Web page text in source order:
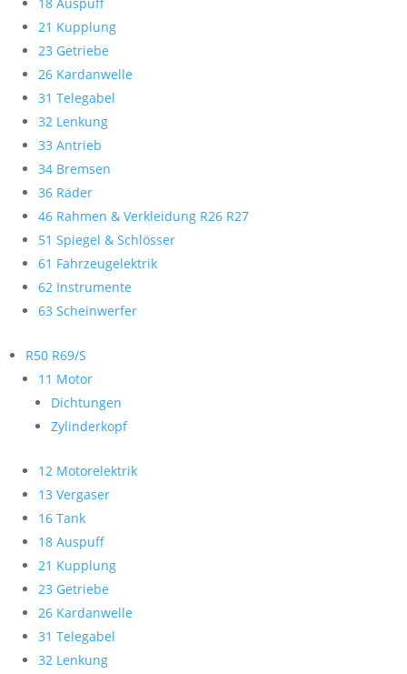
21 Kupplung
23 Getriebe
26 Kardanwelle
31 Telegabel
32 Lenkung
33 Antrieb
34 Bremsen
36 Räder
46 Rahmen & Verkleidung R26 R27
51 Spiegel & Schlösser
61 Fahrzeugelektrik
62 Instrumente
63 Scheinwerfer
R50 R69/S
11 Motor
Dichtungen
Zylinderkopf
12 Motorelektrik
13 Vergaser
16 Tank
18 Auspuff
21 Kupplung
23 Getriebe
26 Kardanwelle
31 Telegabel
32 Lenkung